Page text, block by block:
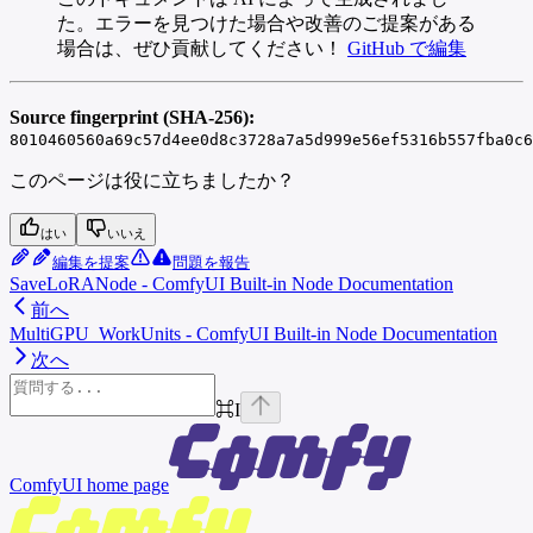
た。エラーを見つけた場合や改善のご提案がある
場合は、ぜひ貢献してください！ GitHub で編集
Source fingerprint (SHA-256):
このページは役に立ちましたか？
はい いいえ
編集を提案 問題を報告
SaveLoRANode - ComfyUI Built-in Node Documentation
前へ
MultiGPU_WorkUnits - ComfyUI Built-in Node Documentation
次へ
⌘I
ComfyUI home page